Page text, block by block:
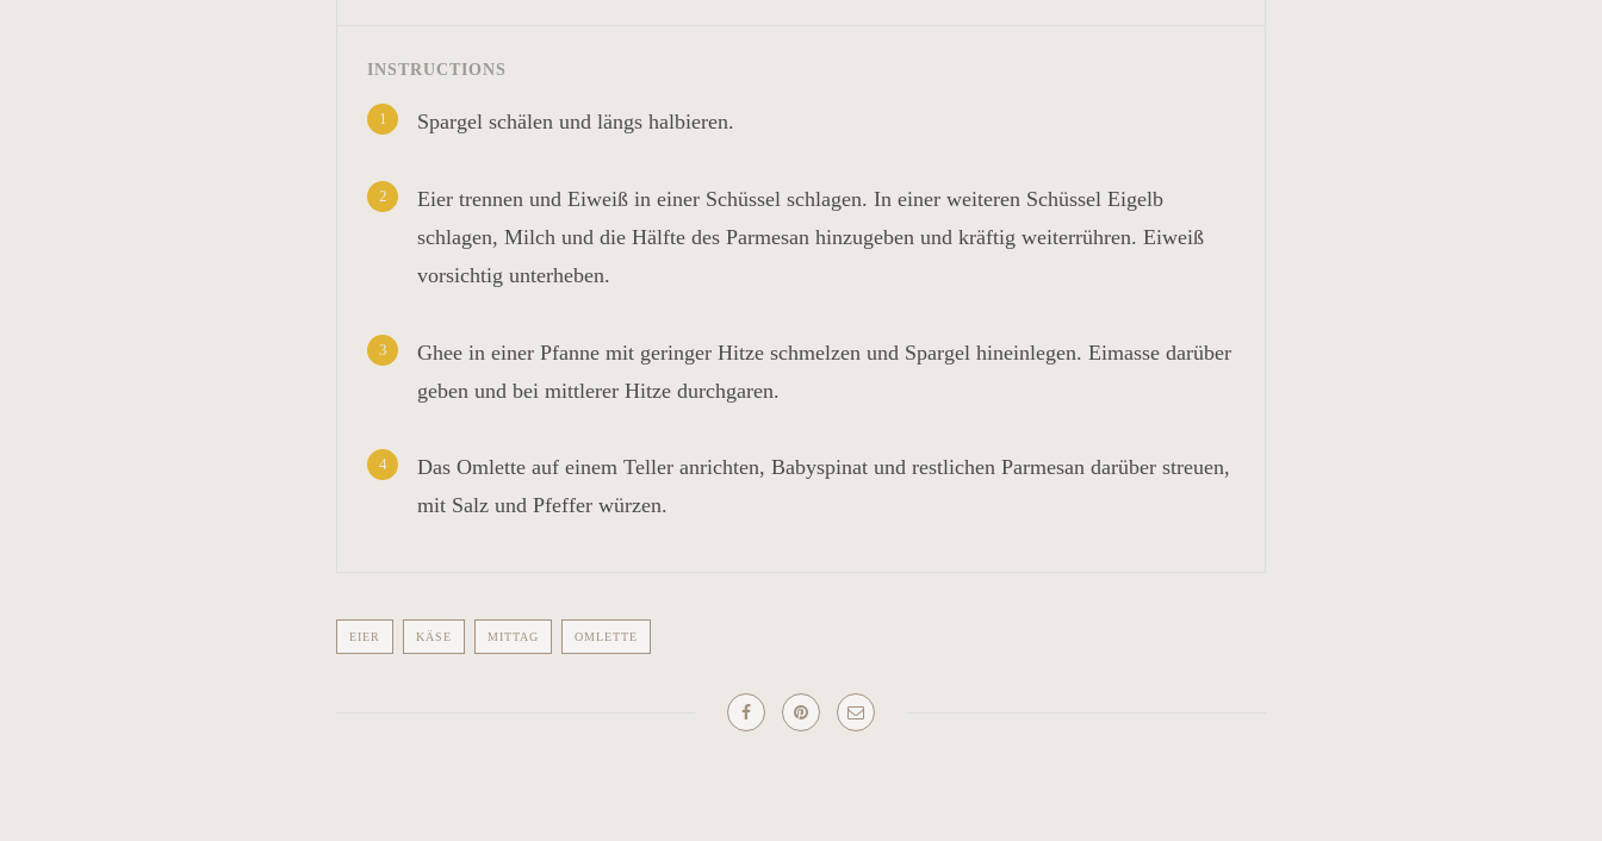
INSTRUCTIONS
1 Spargel schälen und längs halbieren.
2
Eier trennen und Eiweiß in einer Schüssel schlagen. In einer weiteren Schüssel Eigelb
schlagen, Milch und die Hälfte des Parmesan hinzugeben und kräftig weiterrühren. Eiweiß
vorsichtig unterheben.
3
Ghee in einer Pfanne mit geringer Hitze schmelzen und Spargel hineinlegen. Eimasse darüber
geben und bei mittlerer Hitze durchgaren.
4
Das Omlette auf einem Teller anrichten, Babyspinat und restlichen Parmesan darüber streuen,
mit Salz und Pfeffer würzen.
EIER KÄSE MITTAG OMLETTE